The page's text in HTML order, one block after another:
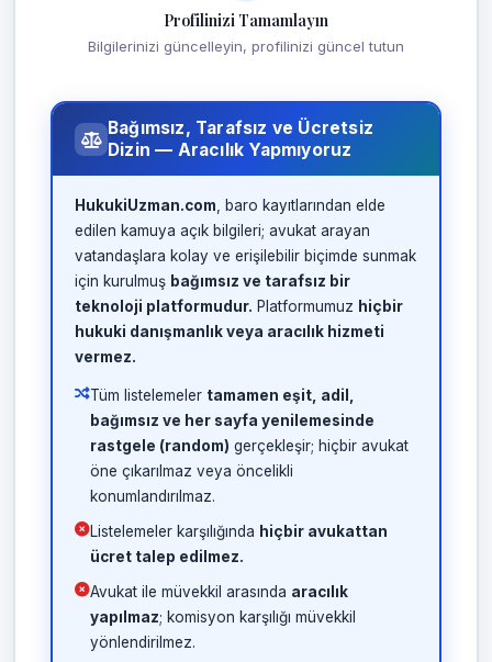
Profilinizi Tamamlayın
Bilgilerinizi güncelleyin, profilinizi güncel tutun
Bağımsız, Tarafsız ve Ücretsiz
Dizin — Aracılık Yapmıyoruz
HukukiUzman.com , baro kayıtlarından elde
edilen kamuya açık bilgileri; avukat arayan
vatandaşlara kolay ve erişilebilir biçimde sunmak
için kurulmuş bağımsız ve tarafsız bir
teknoloji platformudur. Platformumuz hiçbir
hukuki danışmanlık veya aracılık hizmeti
vermez.
Tüm listelemeler tamamen eşit, adil,
bağımsız ve her sayfa yenilemesinde
rastgele (random) gerçekleşir; hiçbir avukat
öne çıkarılmaz veya öncelikli
konumlandırılmaz.
Listelemeler karşılığında hiçbir avukattan
ücret talep edilmez.
Avukat ile müvekkil arasında aracılık
yapılmaz; komisyon karşılığı müvekkil
yönlendirilmez.